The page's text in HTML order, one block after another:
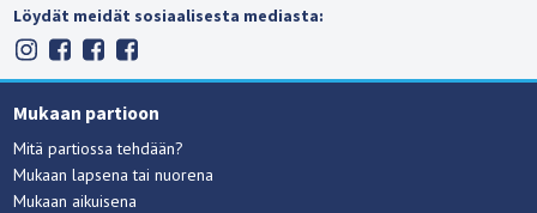
Löydät meidät sosiaalisesta mediasta:
Mukaan partioon
Mitä partiossa tehdään?
Mukaan lapsena tai nuorena
Mukaan aikuisena